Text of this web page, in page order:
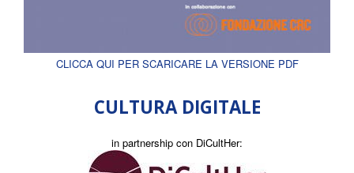
CLICCA QUI PER SCARICARE LA VERSIONE PDF
CULTURA DIGITALE
in partnership con DiCultHer: